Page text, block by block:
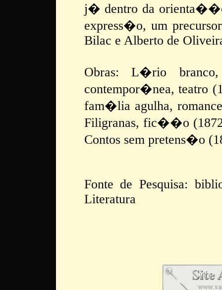
j� dentro da
express�o, um
Bilac e Alberto de
Obras: L�rio
contempor�nea, teatro
fam�lia agulha,
Filigranas, fic��o
Contos sem pretens�o
Fonte de Pesquisa:
Literatura